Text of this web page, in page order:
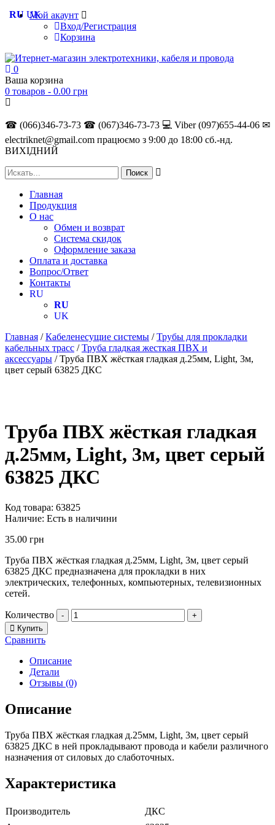
Мой акаунт
Вход/Регистрация
Корзина
0
Ваша корзина
0 товаров - 0.00 грн
☎ (066)346-73-73 ☎ (067)346-73-73 💻 Viber (097)655-44-06 ✉
electriknet@gmail.com працюємо з 9:00 до 18:00 сб.-нд.
ВИХІДНИЙ
Главная
Продукция
О нас
Обмен и возврат
Система скидок
Оформление заказа
Оплата и доставка
Вопрос/Ответ
Контакты
RU
RU
UK
Главная /Кабеленесущие системы /Трубы для прокладки
кабельных трасс /Труба гладкая жесткая ПВХ и
аксессуары / Труба ПВХ жёсткая гладкая д.25мм, Light, 3м,
цвет серый 63825 ДКС
Труба ПВХ жёсткая гладкая
д.25мм, Light, 3м, цвет серый
63825 ДКС
Код товара: 63825
Наличие: Есть в наличини
35.00 грн
Труба ПВХ жёсткая гладкая д.25мм, Light, 3м, цвет серый
63825 ДКС предназначена для прокладки в них
электрических, телефонных, компьютерных, телевизионных
сетей.
Количество -
+
Купить
Сравнить
Описание
Детали
Отзывы (0)
Описание
Труба ПВХ жёсткая гладкая д.25мм, Light, 3м, цвет серый
63825 ДКС в ней прокладывают провода и кабели различного
назначения от силовых до слаботочных.
Характеристика
Производитель
ДКС
RU UK